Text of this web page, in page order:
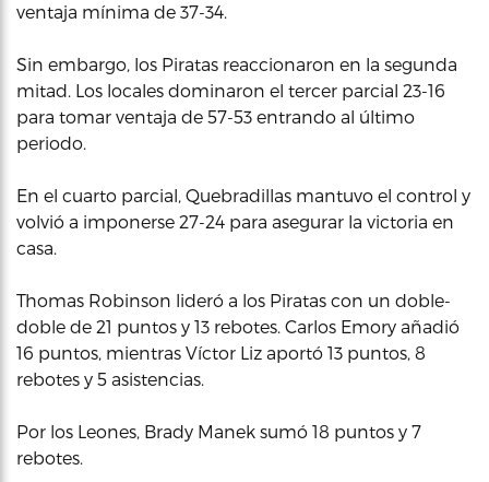
ventaja mínima de 37-34.
Sin embargo, los Piratas reaccionaron en la segunda
mitad. Los locales dominaron el tercer parcial 23-16
para tomar ventaja de 57-53 entrando al último
periodo.
En el cuarto parcial, Quebradillas mantuvo el control y
volvió a imponerse 27-24 para asegurar la victoria en
casa.
Thomas Robinson lideró a los Piratas con un doble-
doble de 21 puntos y 13 rebotes. Carlos Emory añadió
16 puntos, mientras Víctor Liz aportó 13 puntos, 8
rebotes y 5 asistencias.
Por los Leones, Brady Manek sumó 18 puntos y 7
rebotes.